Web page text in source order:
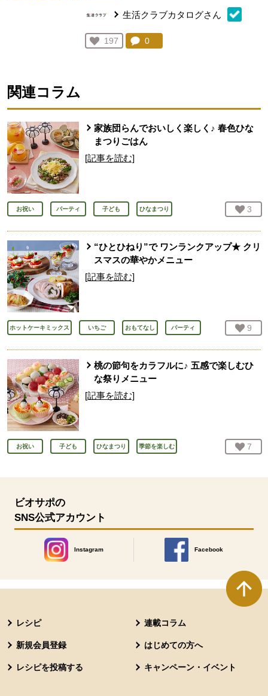
生活クラブカタログさん
お気に入り登録：
197
人が登録
コメント：
0
関連コラム
家族団らんでおいしく楽しく♪ 春色ひな
まつりごはん
[記事を読む]
お祝い パーティ 子ども ひなまつり お気
3
“ひとひねり”で ワンランクアップ★ クリ
スマスの華やかメニュー
[記事を読む]
ホットケーキミックス いちご おもてなし パーティ お気
9
桃の節句をカラフルに♪ 五感で楽しむひ
な祭りメニュー
[記事を読む]
お祝い 子ども ひなまつり 季節を楽しむ お気
7
ビオサポの
SNS公式アカウント
Instagram
別のウィンドウで開きます。
Facebook
レシピ 連載コラム
新規会員登録 はじめての方へ
レシピを投稿する キャンペーン・イベント